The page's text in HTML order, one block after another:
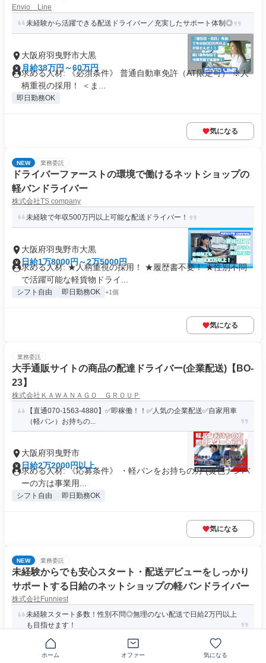
Envio Line
未経験から活躍できる配送ドライバー／充実したサポート体制◎
大阪府羽曳野市大黒
月給38万円～60万円
求める人材: 《必須条件》 普通自動車免許（AT限定可） ※人
柄重視の採用！ ＜ま...
即日勤務OK
気になる
NEW 業務委託
ドライバーファーストの環境で働けるネットショップの
軽バンドライバー
株式会社TS company
未経験で年収500万円以上可能な配送ドライバー！
大阪府羽曳野市大黒
日給1万8000円～2万5000円
求める人材: ★人柄重視の採用！ ★履歴書不要！ ★性別不問
で活躍可能な軽貨物ドライ...
シフト自由 即日勤務OK +1個
気になる
業務委託
大手通販サイトの商品の配達ドライバー(企業配送)【BO-
23】
株式会社ＫＡＷＡＮＡＧＯ ＧＲＯＵＰ
【直通070-1563-4880】✅即稼働！！✅人気の企業配送✅自家用車
（軽バン）お持ちの...
大阪府羽曳野市
日給2万2000円以上
求める人材: 《応募条件》 ・軽バンをお持ちの方 (黄色ナンバ
ーの方は事業用...
シフト自由 即日勤務OK
気になる
NEW 業務委託
未経験からでも安心スタート・配送デビューをしっかり
サポートする日給のネットショップの軽バンドライバー
株式会社Funniest
未経験スタート多数！性別不問◎無理のない配送で日給2万円以上
も目指せます！
大阪府羽曳野市大黒
ホーム オファー 気になる